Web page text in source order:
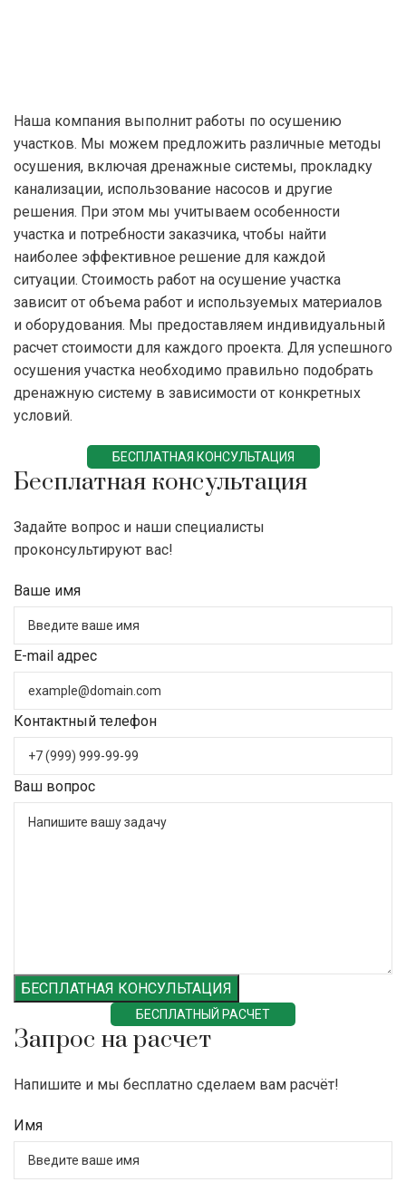
Наша компания выполнит работы по осушению
участков. Мы можем предложить различные методы
осушения, включая дренажные системы, прокладку
канализации, использование насосов и другие
решения. При этом мы учитываем особенности
участка и потребности заказчика, чтобы найти
наиболее эффективное решение для каждой
ситуации. Стоимость работ на осушение участка
зависит от объема работ и используемых материалов
и оборудования. Мы предоставляем индивидуальный
расчет стоимости для каждого проекта. Для успешного
осушения участка необходимо правильно подобрать
дренажную систему в зависимости от конкретных
условий.
БЕСПЛАТНАЯ КОНСУЛЬТАЦИЯ
Бесплатная консультация
Задайте вопрос и наши специалисты
проконсультируют вас!
Ваше имя
E-mail адрес
Контактный телефон
Ваш вопрос
БЕСПЛАТНАЯ КОНСУЛЬТАЦИЯ
БЕСПЛАТНЫЙ РАСЧЕТ
Запрос на расчет
Напишите и мы бесплатно сделаем вам расчёт!
Имя